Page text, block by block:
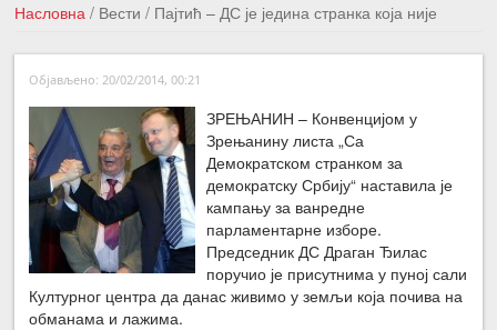
Насловна / Вести/ Пајтић – ДС је једина странка која није
Вучићева удавача
←Претходна вест
Објављено: 20/02/2014, 00:21
ЗРЕЊАНИН – Конвенцијом у
Зрењанину листа „Са
Демократском странком за
демократску Србију“ наставила је
кампању за ванредне
парламентарне изборе.
Председник ДС Драган Ђилас
поручио је присутнима у пуној сали
Културног центра да данас живимо у земљи која почива на
обманама и лажима.